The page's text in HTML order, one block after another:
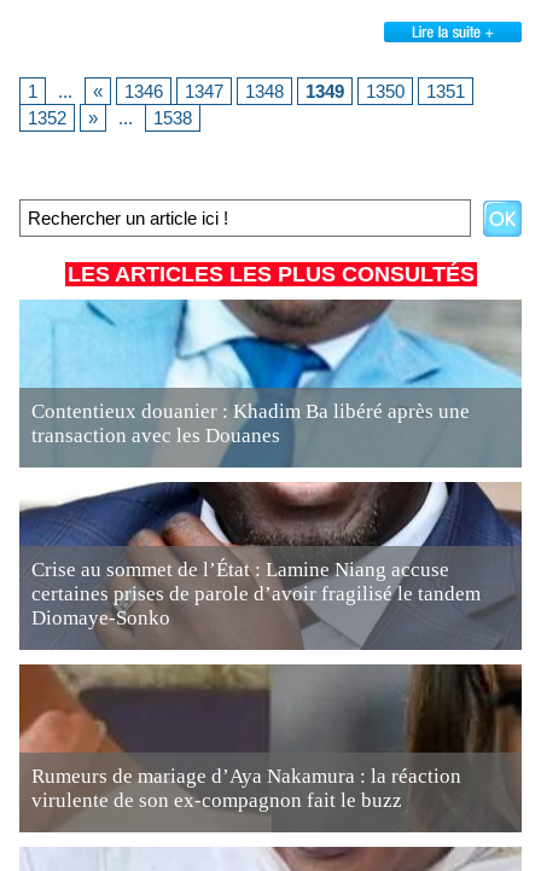
1 ... « 1346 1347 1348 1349 1350
1351
1352
» ... 1538
LES ARTICLES LES PLUS CONSULTÉS
Contentieux douanier : Khadim Ba libéré après une
transaction avec les Douanes
Crise au sommet de l’État : Lamine Niang accuse
certaines prises de parole d’avoir fragilisé le tandem
Diomaye-Sonko
Rumeurs de mariage d’Aya Nakamura : la réaction
virulente de son ex-compagnon fait le buzz